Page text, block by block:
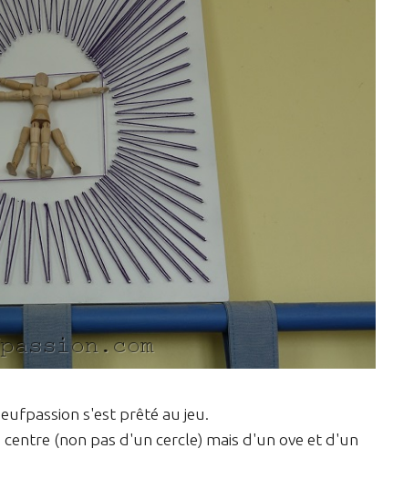
s'est prêté au jeu.
(non pas d'un cercle) mais d'un ove et d'un